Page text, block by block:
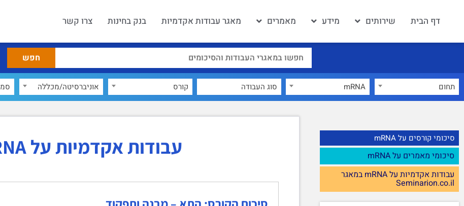
דף הבית שירותים מידע מאמרים מאגר עבודות אקדמיות בנק בחינות צרו קשר
תחום mRNA קורס אוניברסיטה/מכללה
סיכומי קורסים על mRNA
סיכומי מאמרים על mRNA
עבודות אקדמיות על mRNA במאגר
Seminarion.co.il
עבודות אקדמיות על mRNA